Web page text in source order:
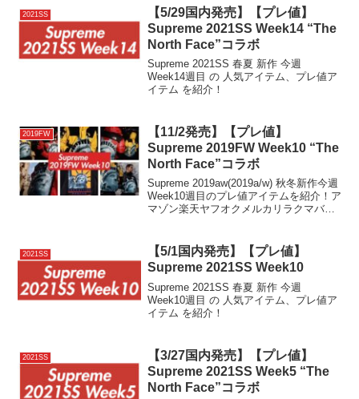
2021SS
【5/29国内発売】【プレ値】
Supreme 2021SS Week14 “The
North Face”コラボ
Supreme 2021SS 春夏 新作 今週
Week14週目 の 人気アイテム、プレ値ア
イテム を紹介！
2019FW
【11/2発売】【プレ値】
Supreme 2019FW Week10 “The
North Face”コラボ
Supreme 2019aw(2019a/w) 秋冬新作今週
Week10週目のプレ値アイテムを紹介！ア
マゾン楽天ヤフオクメルカリラクマバイ
副業的に利益を稼ぐ儲けるせどり転売 無
用
2021SS
【5/1国内発売】【プレ値】
Supreme 2021SS Week10
Supreme 2021SS 春夏 新作 今週
Week10週目 の 人気アイテム、プレ値ア
イテム を紹介！
2021SS
【3/27国内発売】【プレ値】
Supreme 2021SS Week5 “The
North Face”コラボ